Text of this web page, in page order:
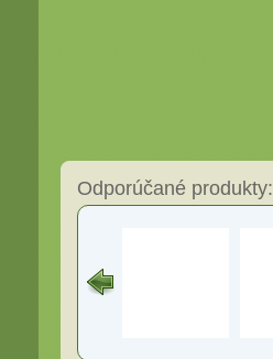
Odporúčané produkty: